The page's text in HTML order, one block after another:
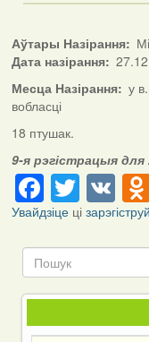
Аўтары Назірання
Дата назірання
Месца Назірання
у
вобласці
18 птушак.
9-я рэгістрацыя для
Увайдзіцеці